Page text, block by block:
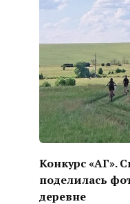
Конкурс «АГ».
поделилась
деревне